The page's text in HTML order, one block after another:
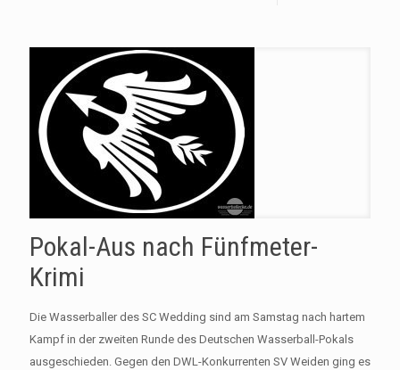
Pokal-Aus nach Fünfmeter-
Krimi
Die Wasserballer des SC Wedding sind am Samstag nach hartem
Kampf in der zweiten Runde des Deutschen Wasserball-Pokals
ausgeschieden. Gegen den DWL-Konkurrenten SV Weiden ging es